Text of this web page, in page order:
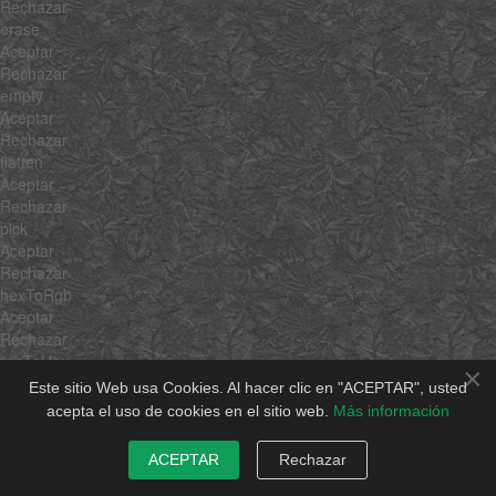
×
Este sitio Web usa Cookies. Al hacer clic en "ACEPTAR", usted
acepta el uso de cookies en el sitio web. Más información
ACEPTAR Rechazar
Rechazar
erase
Aceptar
Rechazar
empty
Aceptar
Rechazar
flatten
Aceptar
Rechazar
pick
Aceptar
Rechazar
hexToRgb
Aceptar
Rechazar
rgbToHex
Aceptar
Rechazar